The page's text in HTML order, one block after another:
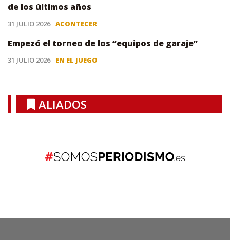
de los últimos años
31 JULIO 2026 ACONTECER
Empezó el torneo de los “equipos de garaje”
31 JULIO 2026 EN EL JUEGO
ALIADOS